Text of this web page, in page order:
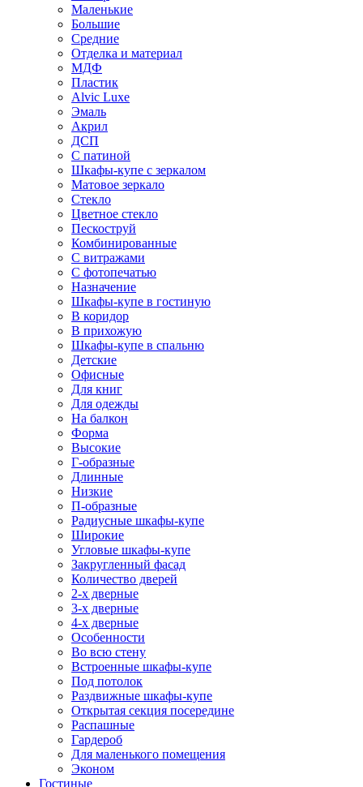
Маленькие
Большие
Средние
Отделка и материал
МДФ
Пластик
Alvic Luxe
Эмаль
Акрил
ДСП
С патиной
Шкафы-купе с зеркалом
Матовое зеркало
Стекло
Цветное стекло
Пескоструй
Комбинированные
С витражами
С фотопечатью
Назначение
Шкафы-купе в гостиную
В коридор
В прихожую
Шкафы-купе в спальню
Детские
Офисные
Для книг
Для одежды
На балкон
Форма
Высокие
Г-образные
Длинные
Низкие
П-образные
Радиусные шкафы-купе
Широкие
Угловые шкафы-купе
Закругленный фасад
Количество дверей
2-х дверные
3-х дверные
4-х дверные
Особенности
Во всю стену
Встроенные шкафы-купе
Под потолок
Раздвижные шкафы-купе
Открытая секция посередине
Распашные
Гардероб
Для маленького помещения
Эконом
Гостиные